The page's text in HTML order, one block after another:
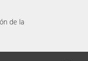
de la